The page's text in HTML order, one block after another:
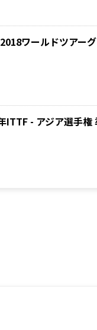
ワールドツアー
ITTF - アジア選手権